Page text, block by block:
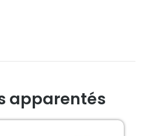
apparentés